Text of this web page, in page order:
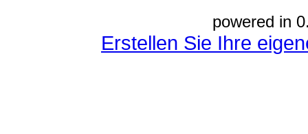
powered in
Erstellen Sie Ihre